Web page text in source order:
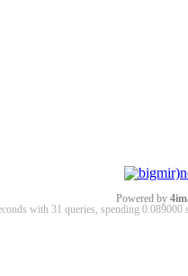
Powered by
with 31 queries, spending